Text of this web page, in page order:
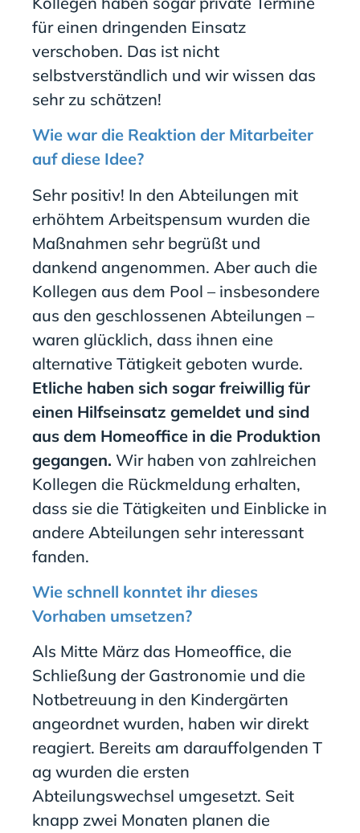
für einen dringenden Einsatz
verschoben. Das ist nicht
selbstverständlich und wir wissen das
sehr zu schätzen!
Wie war die Reaktion der Mitarbeiter
auf diese Idee?
Sehr positiv! In den Abteilungen mit
erhöhtem Arbeitspensum wurden die
Maßnahmen sehr begrüßt und
dankend angenommen. Aber auch die
Kollegen aus dem Pool – insbesondere
aus den geschlossenen Abteilungen –
waren glücklich, dass ihnen eine
alternative Tätigkeit geboten wurde.
Etliche haben sich sogar freiwillig für
einen Hilfseinsatz gemeldet und sind
aus dem Homeoffice in die Produktion
gegangen. Wir haben von zahlreichen
Kollegen die Rückmeldung erhalten,
dass sie die Tätigkeiten und Einblicke in
andere Abteilungen sehr interessant
fanden.
Wie schnell konntet ihr dieses
Vorhaben umsetzen?
Als Mitte März das Homeoffice, die
Schließung der Gastronomie und die
Notbetreuung in den Kindergärten
angeordnet wurden, haben wir direkt
reagiert. Bereits am darauffolgenden T
ag wurden die ersten
Abteilungswechsel umgesetzt. Seit
knapp zwei Monaten planen die